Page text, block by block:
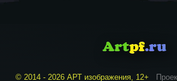
© 2014 - 2026 АРТ изображения, 12+